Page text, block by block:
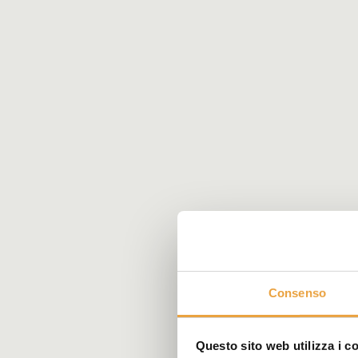
Consenso
Questo sito web utilizza i